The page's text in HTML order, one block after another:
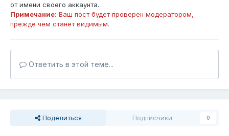
от имени своего аккаунта.
Примечание: Ваш пост будет проверен модератором,
прежде чем станет видимым.
Ответить в этой теме...
Поделиться Подписчики 0